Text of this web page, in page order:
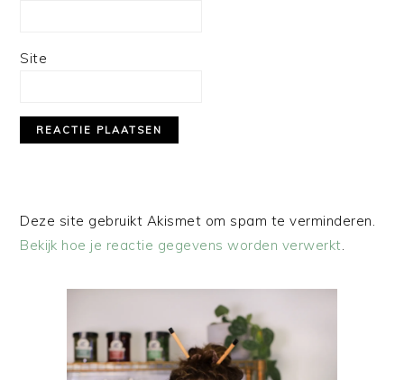
Site
Deze site gebruikt Akismet om spam te verminderen.
Bekijk hoe je reactie gegevens worden verwerkt.